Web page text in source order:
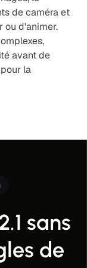
de caméra et
ou d'animer.
avant de
la
sans
de